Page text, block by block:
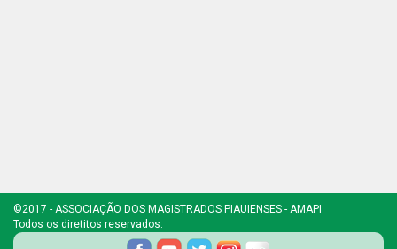
©2017 - ASSOCIAÇÃO DOS MAGISTRADOS PIAUIENSES - AMAPI
Todos os diretitos reservados.